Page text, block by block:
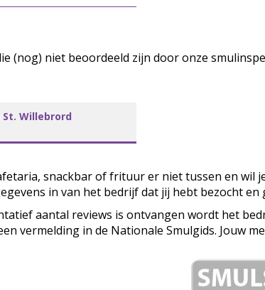
(nog) niet beoordeeld zijn door onze
St. Willebrord
snackbar of frituur er niet tussen en wil
in van het bedrijf dat jij hebt bezocht en
aantal reviews is ontvangen wordt het
vermelding in de Nationale Smulgids. Jouw